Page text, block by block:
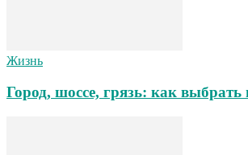
Жизнь
Город, шоссе, грязь: как